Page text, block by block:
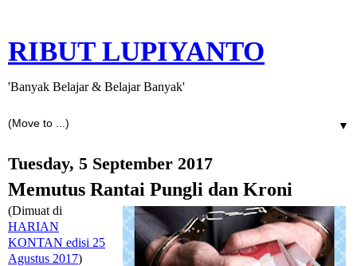
RIBUT LUPIYANTO
'Banyak Belajar & Belajar Banyak'
▼
Tuesday, 5 September 2017
Memutus Rantai Pungli dan Kroni
(Dimuat di
HARIAN
KONTAN edisi 25
Agustus 2017)